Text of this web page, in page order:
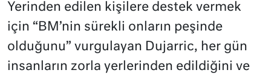
Yerinden edilen kişilere destek vermek
için “BM’nin sürekli onların peşinde
olduğunu” vurgulayan Dujarric, her gün
insanların zorla yerlerinden edildiğini ve